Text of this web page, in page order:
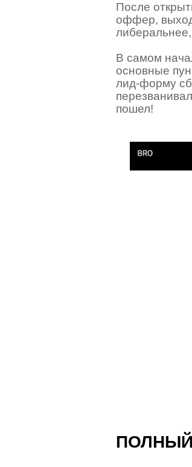
После
оффер,
В самом
основные
лид-форму
пошел!